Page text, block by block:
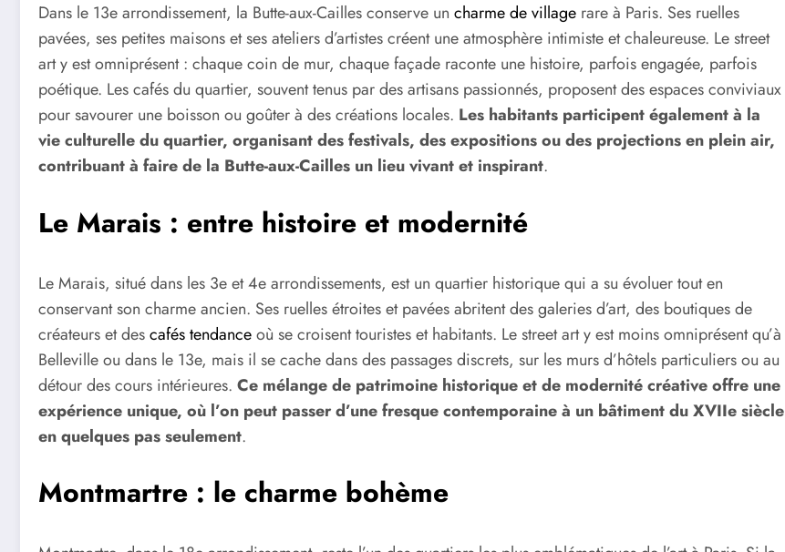
Dans le 13e arrondissement, la Butte-aux-Cailles conserve un charme de village rare à Paris. Ses ruelles
pavées, ses petites maisons et ses ateliers d’artistes créent une atmosphère intimiste et chaleureuse. Le street
art y est omniprésent : chaque coin de mur, chaque façade raconte une histoire, parfois engagée, parfois
poétique. Les cafés du quartier, souvent tenus par des artisans passionnés, proposent des espaces conviviaux
pour savourer une boisson ou goûter à des créations locales. Les habitants participent également à la
vie culturelle du quartier, organisant des festivals, des expositions ou des projections en plein air,
contribuant à faire de la Butte-aux-Cailles un lieu vivant et inspirant.
Le Marais : entre histoire et modernité
Le Marais, situé dans les 3e et 4e arrondissements, est un quartier historique qui a su évoluer tout en
conservant son charme ancien. Ses ruelles étroites et pavées abritent des galeries d’art, des boutiques de
créateurs et descafés tendanceoù se croisent touristes et habitants. Le street art y est moins omniprésent qu’à
Belleville ou dans le 13e, mais il se cache dans des passages discrets, sur les murs d’hôtels particuliers ou au
détour des cours intérieures. Ce mélange de patrimoine historique et de modernité créative offre une
expérience unique, où l’on peut passer d’une fresque contemporaine à un bâtiment du XVIIe siècle
en quelques pas seulement.
Montmartre : le charme bohème